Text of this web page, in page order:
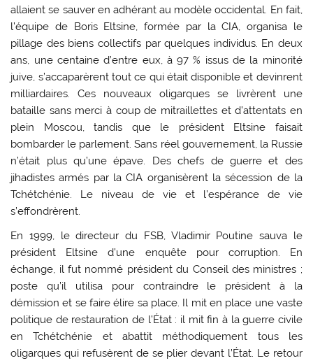
allaient se sauver en adhérant au modèle occidental. En fait,
l’équipe de Boris Eltsine, formée par la CIA, organisa le
pillage des biens collectifs par quelques individus. En deux
ans, une centaine d’entre eux, à 97 % issus de la minorité
juive, s’accaparèrent tout ce qui était disponible et devinrent
milliardaires. Ces nouveaux oligarques se livrèrent une
bataille sans merci à coup de mitraillettes et d’attentats en
plein Moscou, tandis que le président Eltsine faisait
bombarder le parlement. Sans réel gouvernement, la Russie
n’était plus qu’une épave. Des chefs de guerre et des
jihadistes armés par la CIA organisèrent la sécession de la
Tchétchénie. Le niveau de vie et l’espérance de vie
s’effondrèrent.
En 1999, le directeur du FSB, Vladimir Poutine sauva le
président Eltsine d’une enquête pour corruption. En
échange, il fut nommé président du Conseil des ministres ;
poste qu’il utilisa pour contraindre le président à la
démission et se faire élire sa place. Il mit en place une vaste
politique de restauration de l’État : il mit fin à la guerre civile
en Tchétchénie et abattit méthodiquement tous les
oligarques qui refusèrent de se plier devant l’État. Le retour